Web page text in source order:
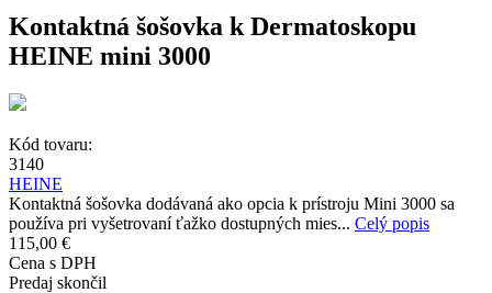
Kontaktná šošovka k Dermatoskopu
HEINE mini 3000
Kód tovaru:
3140
HEINE
Kontaktná šošovka dodávaná ako opcia k prístroju Mini 3000 sa
používa pri vyšetrovaní ťažko dostupných mies... Celý popis
115,00 €
Cena s DPH
Predaj skončil